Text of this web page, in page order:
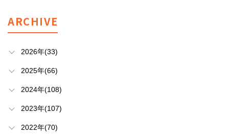
ARCHIVE
2026年(33)
2025年(66)
2024年(108)
2023年(107)
2022年(70)